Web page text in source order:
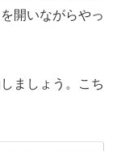
開いながらやっ
ましょう。こち